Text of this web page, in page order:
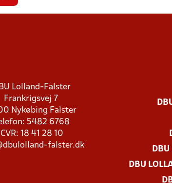
Lolland-Falster
Frankrigsvej 7
Nykøbing Falster
5482 6768
CVR: 18 41 28 10
falster.dk
DBU